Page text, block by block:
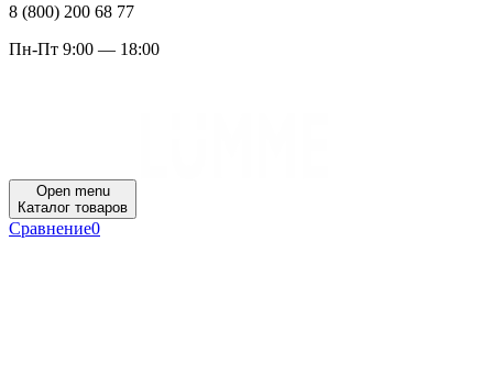
8 (800) 200 68 77
Пн-Пт 9:00 — 18:00
Open menu
Каталог товаров
Сравнение0